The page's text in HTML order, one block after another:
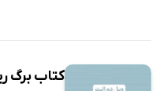
کتاب برگ